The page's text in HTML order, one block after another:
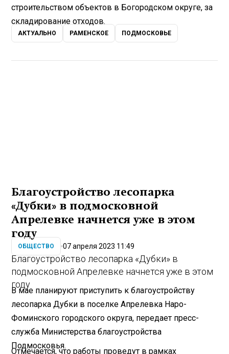
строительством объектов в Богородском округе, за
складирование отходов.
АКТУАЛЬНО РАМЕНСКОЕ ПОДМОСКОВЬЕ
Благоустройство лесопарка
«Дубки» в подмосковной
Апрелевке начнется уже в этом
году
ОБЩЕСТВО 07 апреля 2023 11:49
Благоустройство лесопарка «Дубки» в
подмосковной Апрелевке начнется уже в этом
году
В мае планируют приступить к благоустройству
лесопарка Дубки в поселке Апрелевка Наро-
Фоминского городского округа, передает пресс-
служба Министерства благоустройства
Подмосковья.
Отмечается, что работы проведут в рамках